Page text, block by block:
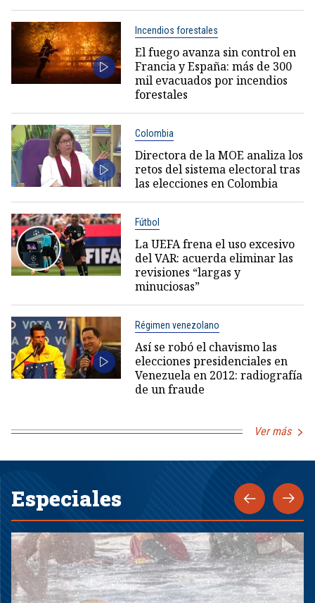
Incendios forestales
El fuego avanza sin control en
Francia y España: más de 300
mil evacuados por incendios
forestales
Colombia
Directora de la MOE analiza los
retos del sistema electoral tras
las elecciones en Colombia
Fútbol
La UEFA frena el uso excesivo
del VAR: acuerda eliminar las
revisiones “largas y
minuciosas”
Régimen venezolano
Así se robó el chavismo las
elecciones presidenciales en
Venezuela en 2012: radiografía
de un fraude
Ver más
Especiales